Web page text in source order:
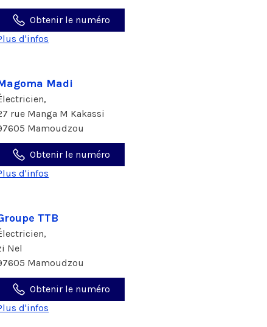
Obtenir le numéro
d'infos
Madi
rue Manga M Kakassi
Mamoudzou
Obtenir le numéro
d'infos
TTB
Nel
Mamoudzou
Obtenir le numéro
d'infos